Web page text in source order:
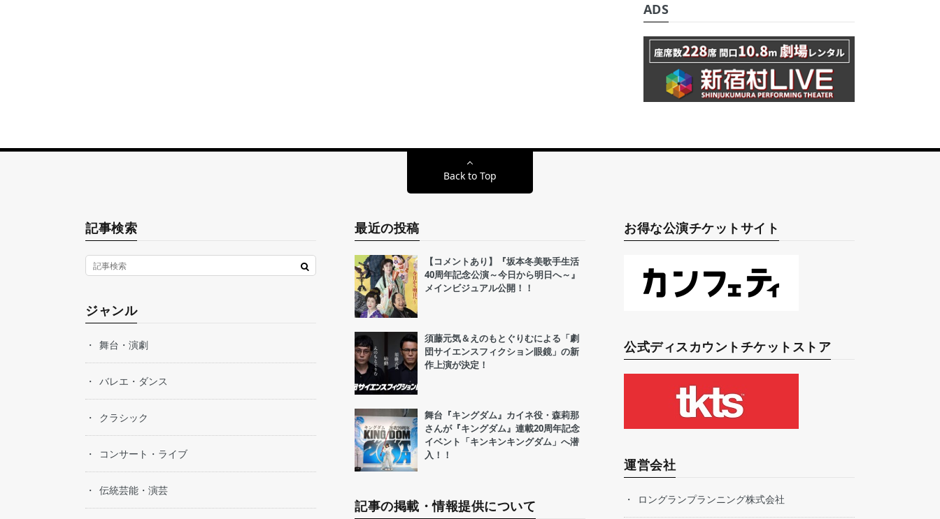
ADS
Back to Top
記事検索
ジャンル
舞台・演劇
バレエ・ダンス
クラシック
コンサート・ライブ
伝統芸能・演芸
最近の投稿
【コメントあり】『坂本冬美歌手生活
40周年記念公演～今日から明日へ～』
メインビジュアル公開！！
須藤元気＆えのもとぐりむによる「劇
団サイエンスフィクション眼鏡」の新
作上演が決定！
舞台『キングダム』カイネ役・森莉那
さんが『キングダム』連載20周年記念
イベント「キンキンキングダム」へ潜
入！！
記事の掲載・情報提供について
お得な公演チケットサイト
公式ディスカウントチケットストア
運営会社
ロングランプランニング株式会社